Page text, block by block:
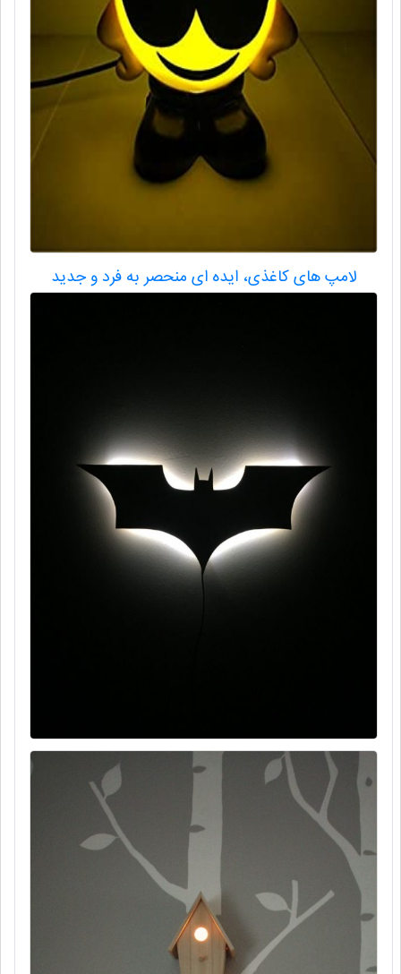
لامپ های کاغذی، ایده ای منحصر به فرد و جدید